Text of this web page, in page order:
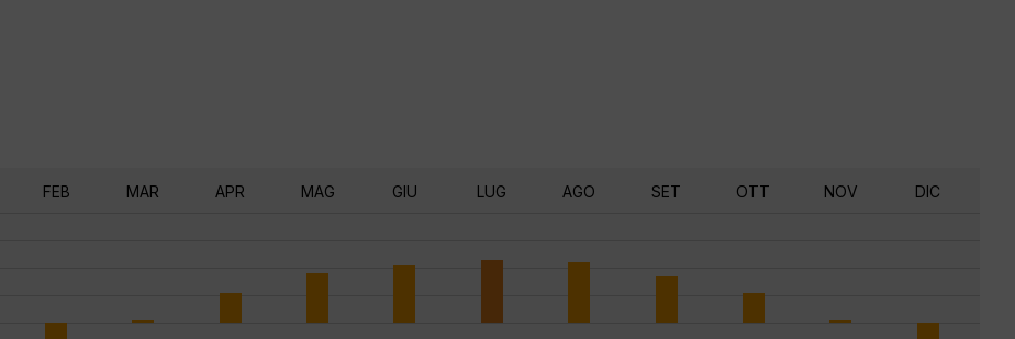
FEB MAR APR MAG GIU LUG AGO SET OTT NOV DIC